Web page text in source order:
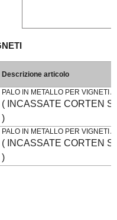
Descrizione articolo
PALO IN METALLO PER VIGNETI
( INCASSATE CORTEN
)
PALO IN METALLO PER VIGNETI
( INCASSATE CORTEN
)